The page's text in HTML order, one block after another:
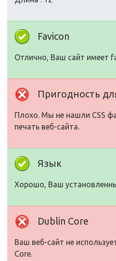
Favicon
Отлично, Ваш сайт имеет
Пригодность
Плохо. Мы не нашли CSS
печать веб-сайта.
Язык
Хорошо, Ваш
Dublin Core
Ваш веб-сайт не
Core.